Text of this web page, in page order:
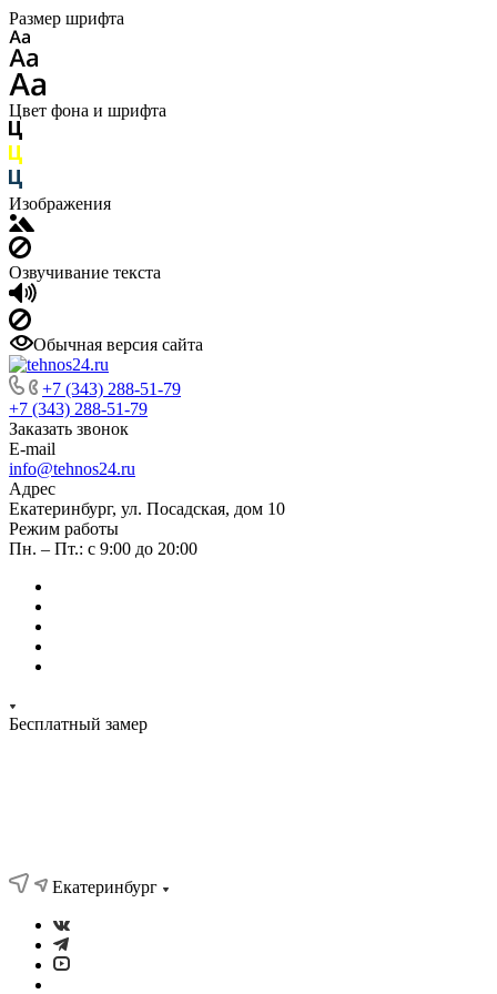
Размер шрифта
Цвет фона и шрифта
Изображения
Озвучивание текста
Обычная версия сайта
+7 (343) 288-51-79
+7 (343) 288-51-79
Заказать звонок
E-mail
info@tehnos24.ru
Адрес
Екатеринбург, ул. Посадская, дом 10
Режим работы
Пн. – Пт.: с 9:00 до 20:00
Бесплатный замер
Екатеринбург